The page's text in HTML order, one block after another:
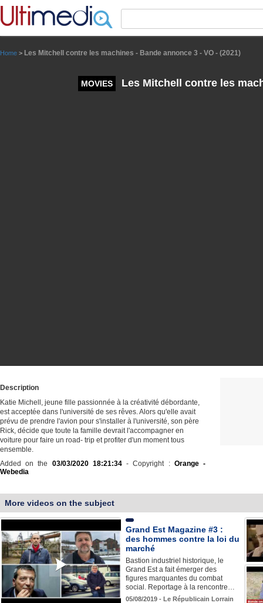
Home > Les Mitchell contre les machines - Bande annonce 3 - VO - (2021)
MOVIES Les Mitchell contre les
Description
Katie Michell, jeune fille passionnée à la créativité débordante,
est acceptée dans l'université de ses rêves. Alors qu'elle avait
prévu de prendre l'avion pour s'installer à l'université, son père
Rick, décide que toute la famille devrait l'accompagner en
voiture pour faire un road- trip et profiter d'un moment tous
ensemble.
Added on the 03/03/2020 18:21:34- Copyright : Orange -
Webedia
More videos on the subject
Grand Est Magazine #3 :
des hommes contre la loi du
marché
Bastion industriel historique, le
Grand Est a fait émerger des
figures marquantes du combat
social. Reportage à la rencontre…
05/08/2019 - Le Républicain Lorrain
Panneau de gestion des cookies